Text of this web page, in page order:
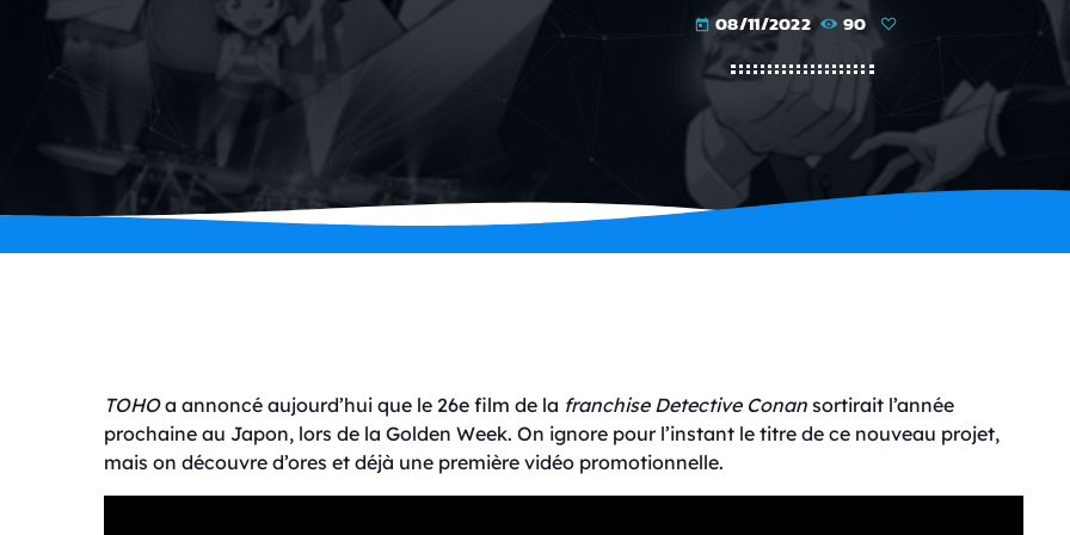
today 08/11/2022 90
TOHOa annoncé aujourd’hui que le 26e film de la franchise Detective Conan sortirait l’année
prochaine au Japon, lors de la Golden Week. On ignore pour l’instant le titre de ce nouveau projet,
mais on découvre d’ores et déjà une première vidéo promotionnelle.